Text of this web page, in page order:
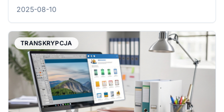
i Windows
2025-08-10
TRANSKRYPCJA